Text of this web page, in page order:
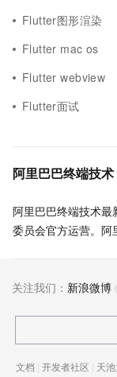
Flutter图形渲染
Flutter mac os
Flutter webview
Flutter面试
阿里巴巴终端技术
阿里巴巴终端技术
委员会官方运营。阿
策略和目标并落地执
巴终端域的官方公
注。
关注我们： 新浪微博
文档 | 开发者社区 | 天